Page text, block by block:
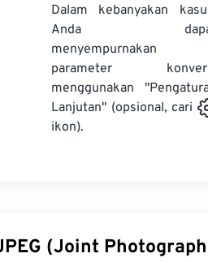
Dalam kebanyakan
Anda
menyempurnakan
parameter
menggunakan
Lanjutan" (opsional, cari
ikon).
(Joint